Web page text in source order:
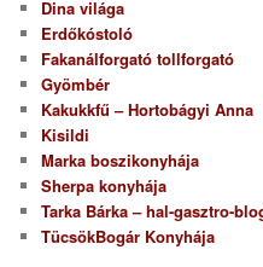
Dina világa
Erdőkóstoló
Fakanálforgató tollforgató
Gyömbér
Kakukkfű – Hortobágyi Anna
Kisildi
Marka boszikonyhája
Sherpa konyhája
Tarka Bárka – hal-gasztro-
TücsökBogár Konyhája